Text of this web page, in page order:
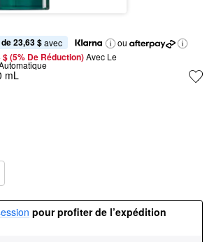
23,63 $ avec
ou
$ (5% De Réduction) Avec Le
mL
pour profiter de l’expédition